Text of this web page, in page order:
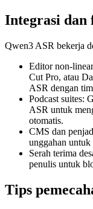
Integrasi dan
Qwen3 ASR bekerja
Editor non-
Cut Pro, atau
ASR dengan
Podcast suites:
ASR untuk
otomatis.
CMS dan
unggahan
Serah terima
penulis untuk
Tips